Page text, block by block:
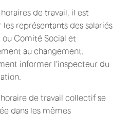
de travail, il est
représentants des salariés
Comité Social et
au changement.
informer l'inspecteur du
de travail collectif se
dans les mêmes